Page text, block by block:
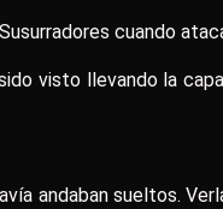
cuando
visto llevando la
andaban sueltos.